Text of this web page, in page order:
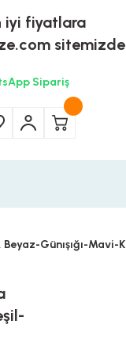
iyi fiyatlara
sitemizde
Sipariş
Günışığı-Mavi-